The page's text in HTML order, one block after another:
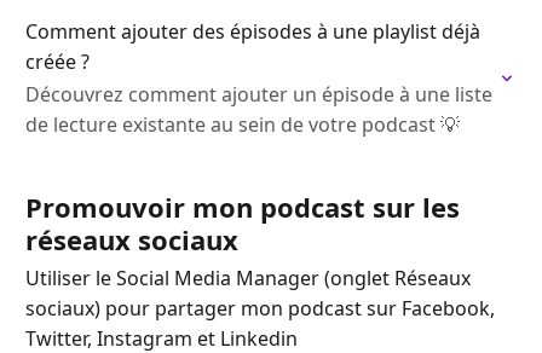
Comment ajouter des épisodes à une playlist déjà
créée ?
Découvrez comment ajouter un épisode à une liste
de lecture existante au sein de votre podcast 💡
Promouvoir mon podcast sur les
réseaux sociaux
Utiliser le Social Media Manager (onglet Réseaux
sociaux) pour partager mon podcast sur Facebook,
Twitter, Instagram et Linkedin